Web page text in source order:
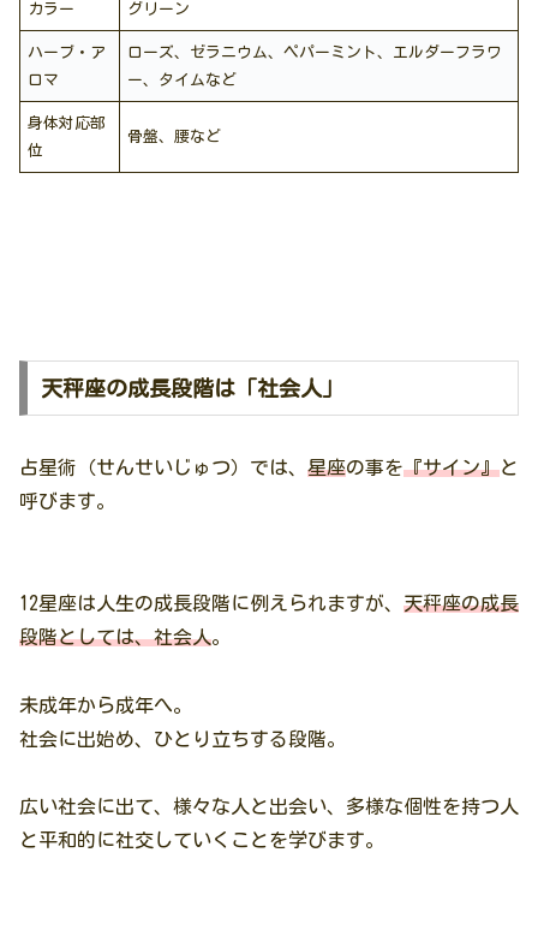
カラー グリーン
ハーブ・ア
ロマ
ローズ、ゼラニウム、ペパーミント、エルダーフラワ
ー、タイムなど
身体対応部
位
骨盤、腰など
天秤座の成長段階は「社会人」
占星術（せんせいじゅつ）では、 星座の事を『サイン』と
呼びます。
12星座は人生の成長段階に例えられますが、 天秤座の成長
段階としては、社会人。
未成年から成年へ。
社会に出始め、ひとり立ちする段階。
広い社会に出て、様々な人と出会い、多様な個性を持つ人
と平和的に社交していくことを学びます。